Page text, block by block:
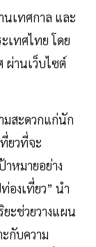
นเทศกาล และ
เทศไทย โดย
ผ่านเว็บไซต์
มสะดวกแก่นัก
ยวที่จะ
หมายอย่าง
องเที่ยว” นำ
ยะช่วยวางแผน
กับความ